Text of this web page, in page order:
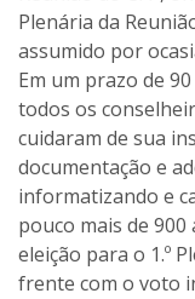
Plenária da
assumido por
Em um prazo de
todos os
cuidaram de sua
documentação e
informatizando e
pouco mais de
eleição para o 1.º
frente com o voto